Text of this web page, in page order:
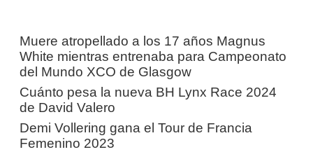
Muere atropellado a los 17 años Magnus
White mientras entrenaba para Campeonato
del Mundo XCO de Glasgow
Cuánto pesa la nueva BH Lynx Race 2024
de David Valero
Demi Vollering gana el Tour de Francia
Femenino 2023